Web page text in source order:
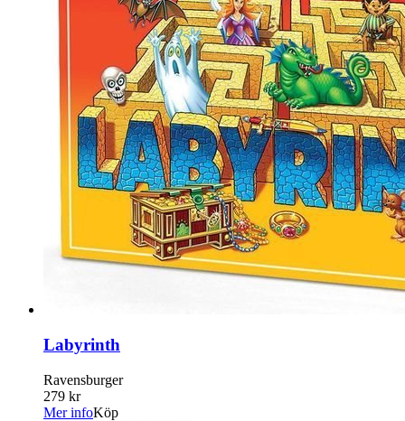
Labyrinth
Ravensburger
279 kr
Mer infoKöp